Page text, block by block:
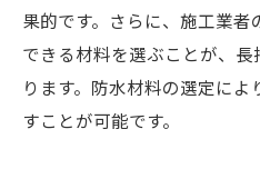
を考慮したアプローチ
地域特性を反映し
大田区の建物に適
地域環境に配慮した
果的です。さらに、施工業
できる材料を選ぶことが、
ります。防水材料の選定に
すことが可能です。